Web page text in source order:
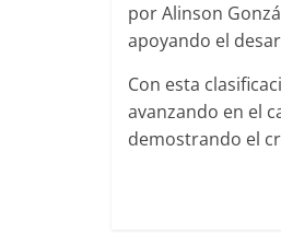
por Alinson
apoyando el
Con esta
avanzando en el
demostrando el